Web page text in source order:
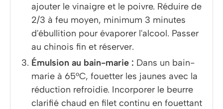
ajouter le vinaigre et le poivre. Réduire de
2/3 à feu moyen, minimum 3 minutes
d'ébullition pour évaporer l'alcool. Passer
au chinois fin et réserver.
Émulsion au bain-marie : Dans un bain-
marie à 65°C, fouetter les jaunes avec la
réduction refroidie. Incorporer le beurre
clarifié chaud en filet continu en fouettant